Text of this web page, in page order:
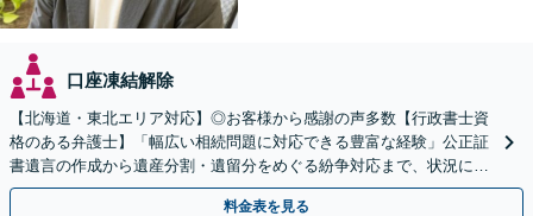
口座凍結解除
【北海道・東北エリア対応】◎お客様から感謝の声多数【行政書士資
格のある弁護士】「幅広い相続問題に対応できる豊富な経験」公正証
書遺言の作成から遺産分割・遺留分をめぐる紛争対応まで、状況に応
じた最適な方法をご提案します【夜間相談可】
料金表を見る